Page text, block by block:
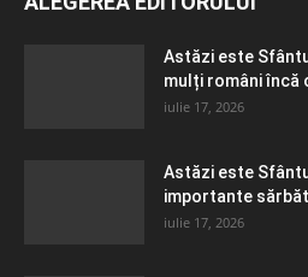
Astăzi este
mulți români încă
iulie 17, 2026
Astăzi este
importante
iulie 17, 2026